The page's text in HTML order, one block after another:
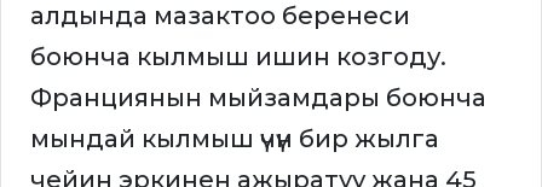
алдында мазактоо беренеси
боюнча кылмыш ишин козгоду.
Франциянын мыйзамдары боюнча
мындай кылмыш үчүн бир жылга
чейин эркинен ажыратуу жана 45